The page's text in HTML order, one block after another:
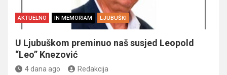
AKTUELNO IN MEMORIAM LJUBUŠKI
U Ljubuškom preminuo naš susjed Leopold
“Leo” Knezović
4 dana ago Redakcija